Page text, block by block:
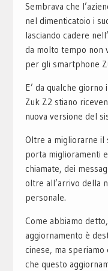
Sembrava che
nel dimenticatoio i
lasciando cadere
da molto tempo non
per gli smartphone
E’ da qualche
Zuk Z2 stiano
nuova versione del
Oltre a migliorarne il
porta miglioramenti
chiamate, dei
oltre all’arrivo della
personale.
Come abbiamo
aggiornamento è
cinese, ma
che questo